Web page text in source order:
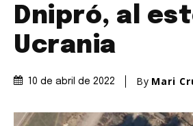
Dnipró, al
Ucrania
10 de abril de 2022 By Mari